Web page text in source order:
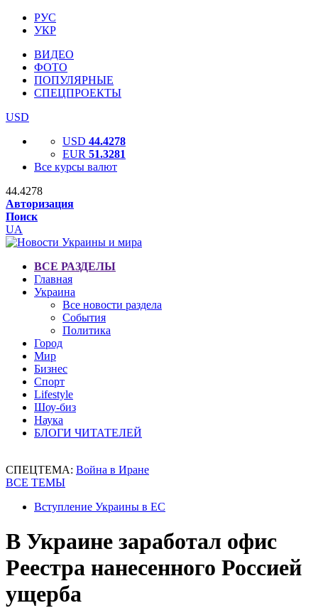
РУС
УКР
ВИДЕО
ФОТО
ПОПУЛЯРНЫЕ
СПЕЦПРОЕКТЫ
USD
USD 44.4278
EUR 51.3281
Все курсы валют
44.4278
Авторизация
Поиск
UA
ВСЕ РАЗДЕЛЫ
Главная
Украина
Все новости раздела
События
Политика
Город
Мир
Бизнес
Спорт
Lifestyle
Шоу-биз
Наука
БЛОГИ ЧИТАТЕЛЕЙ
СПЕЦТЕМА: Война в Иране
ВСЕ ТЕМЫ
Вступление Украины в ЕС
В Украине заработал офис
Реестра нанесенного Россией
ущерба